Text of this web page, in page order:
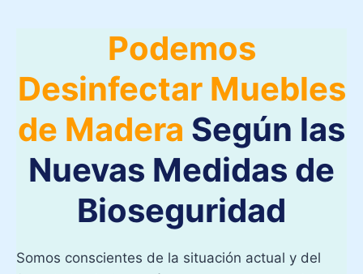
Podemos
Desinfectar Muebles
de Madera Según las
Nuevas Medidas de
Bioseguridad
Somos conscientes de la situación actual y del